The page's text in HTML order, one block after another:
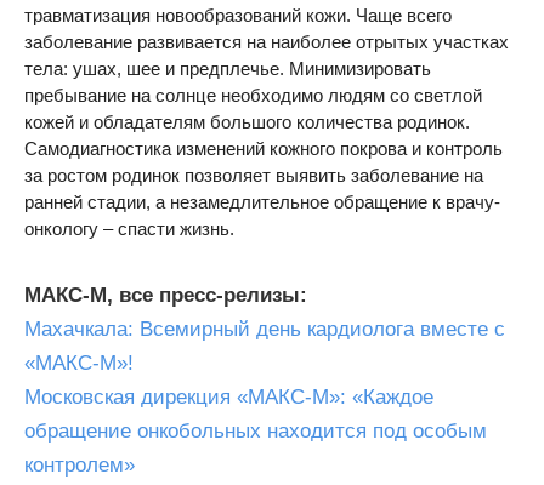
травматизация новообразований кожи. Чаще всего
заболевание развивается на наиболее отрытых участках
тела: ушах, шее и предплечье. Минимизировать
пребывание на солнце необходимо людям со светлой
кожей и обладателям большого количества родинок.
Самодиагностика изменений кожного покрова и контроль
за ростом родинок позволяет выявить заболевание на
ранней стадии, а незамедлительное обращение к врачу-
онкологу – спасти жизнь.
МАКС-М, все пресс-релизы:
Махачкала: Всемирный день кардиолога вместе с
«МАКС-М»!
Московская дирекция «МАКС-М»: «Каждое
обращение онкобольных находится под особым
контролем»